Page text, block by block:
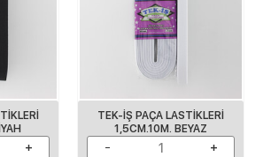
TEK-IŞ PAÇA LASTIKLERI
1,5CM.10M. BEYAZ